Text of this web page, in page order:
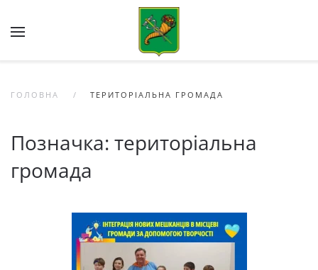
Skip to main content
ГОЛОВНА ТЕРИТОРІАЛЬНА ГРОМАДА
Позначка: територіальна
громада